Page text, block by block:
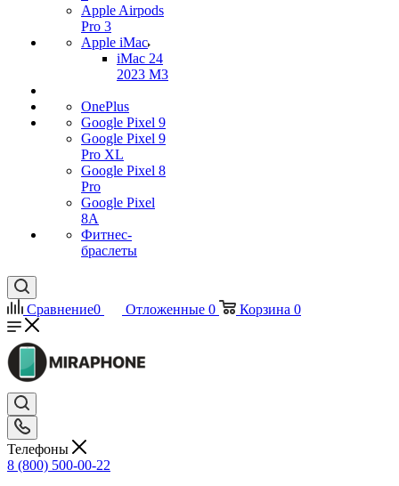
Apple Airpods
Pro 3
Apple iMac
iMac 24
2023 M3
OnePlus
Google Pixel 9
Google Pixel 9
Pro XL
Google Pixel 8
Pro
Google Pixel
8A
Фитнес-
браслеты
Сравнение0 Отложенные 0 Корзина 0
Телефоны
8 (800) 500-00-22